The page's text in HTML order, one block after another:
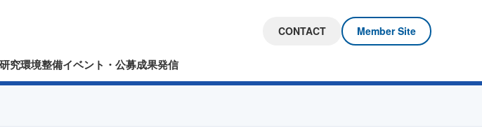
CONTACT Member Site
研究環境整備イベント・公募成果発信